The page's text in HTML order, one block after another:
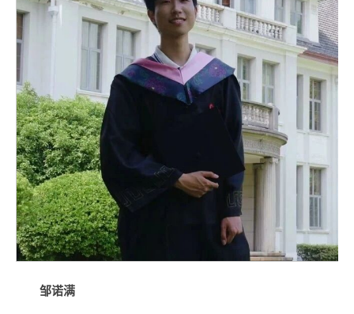
邹诺满